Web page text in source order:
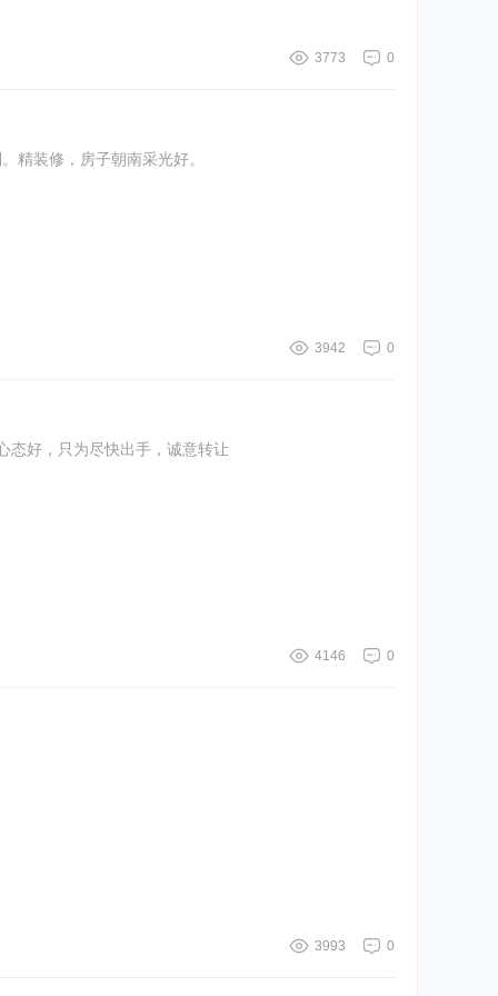
0
3773
精装修，房子朝南采光好。
0
3942
态好，只为尽快出手，诚意转让
0
4146
0
3993